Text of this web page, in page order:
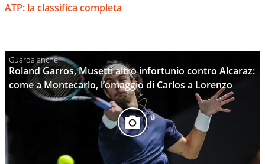
ATP: la classifica completa
Roland Garros, Musetti altro infortunio contro Alcaraz:
come a Montecarlo, l’omaggio di Carlos a Lorenzo